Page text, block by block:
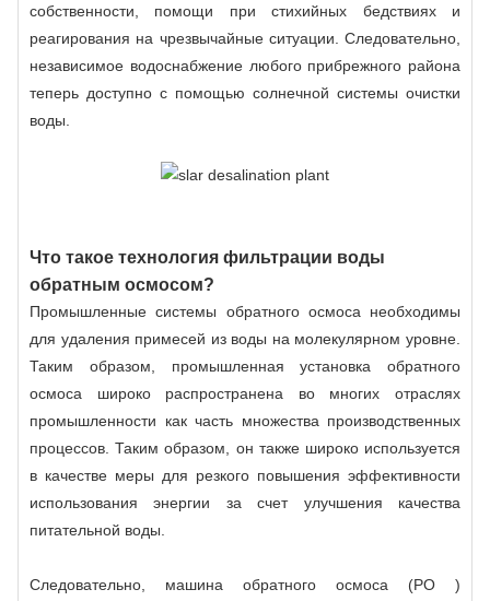
собственности, помощи при стихийных бедствиях и
реагирования на чрезвычайные ситуации. Следовательно,
независимое водоснабжение любого прибрежного района
теперь доступно с помощью солнечной системы очистки
воды.
Что такое технология фильтрации воды
обратным осмосом?
Промышленные системы обратного осмоса необходимы
для удаления примесей из воды на молекулярном уровне.
Таким образом, промышленная установка обратного
осмоса широко распространена во многих отраслях
промышленности как часть множества производственных
процессов. Таким образом, он также широко используется
в качестве меры для резкого повышения эффективности
использования энергии за счет улучшения качества
питательной воды.
Следовательно, машина обратного осмоса (РО )